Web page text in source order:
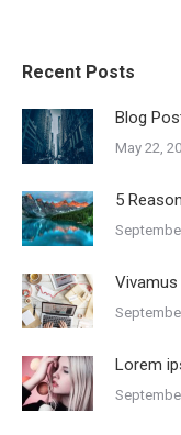
Recent Posts
Blog
May 22,
5
Lorem